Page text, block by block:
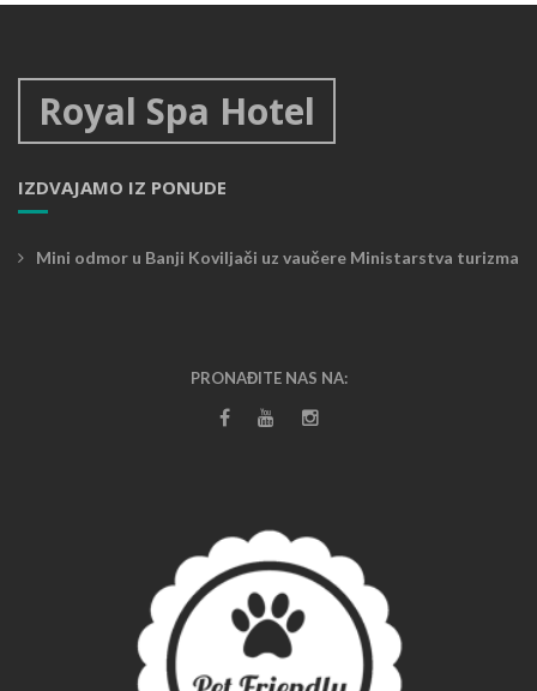
Royal Spa Hotel
IZDVAJAMO IZ PONUDE
Mini odmor u Banji Koviljači uz vaučere Ministarstva turizma
PRONAĐITE NAS NA: